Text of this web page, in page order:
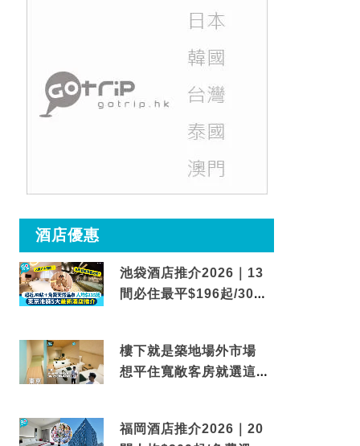
酒店優惠
池袋酒店推介2026｜13
間必住最平$196起/30秒
樓下就是築地場外市場
想平住寬敞客房就選這間
福岡酒店推介2026｜20